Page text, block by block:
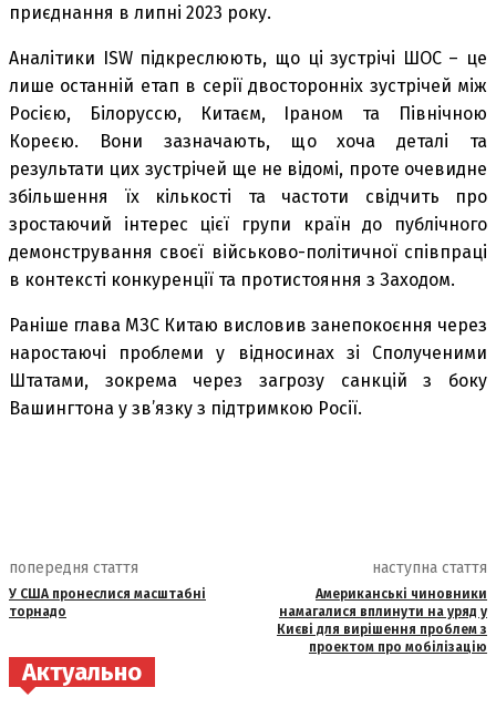
приєднання в липні 2023 року.
Аналітики ISW підкреслюють, що ці зустрічі ШОС – це
лише останній етап в серії двосторонніх зустрічей між
Росією, Білоруссю, Китаєм, Іраном та Північною
Кореєю. Вони зазначають, що хоча деталі та
результати цих зустрічей ще не відомі, проте очевидне
збільшення їх кількості та частоти свідчить про
зростаючий інтерес цієї групи країн до публічного
демонстрування своєї військово-політичної співпраці
в контексті конкуренції та протистояння з Заходом.
Раніше глава МЗС Китаю висловив занепокоєння через
наростаючі проблеми у відносинах зі Сполученими
Штатами, зокрема через загрозу санкцій з боку
Вашингтона у зв’язку з підтримкою Росії.
попередня стаття
У США пронеслися масштабні
торнадо
наступна стаття
Американські чиновники
намагалися вплинути на уряд у
Києві для вирішення проблем з
проектом про мобілізацію
Актуально